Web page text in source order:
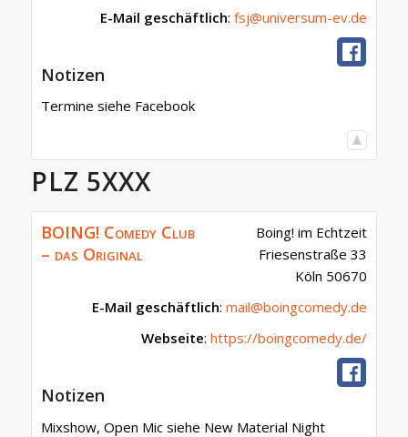
E-Mail geschäftlich: fsj@universum-ev.de
Notizen
Termine siehe Facebook
PLZ 5XXX
BOING! Comedy Club
– das Original
Boing! im Echtzeit
Friesenstraße 33
Köln 50670
E-Mail geschäftlich: mail@boingcomedy.de
Webseite: https://boingcomedy.de/
Notizen
Mixshow, Open Mic siehe New Material Night